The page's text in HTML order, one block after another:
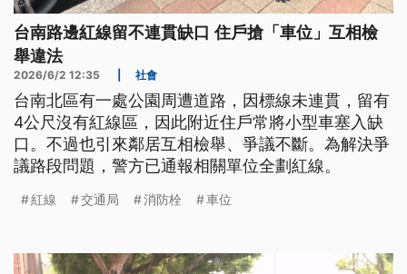
台南路邊紅線留不連貫缺口 住戶搶「車位」互相檢
舉違法
2026/6/2 12:35 社會
台南北區有一處公園周遭道路，因標線未連貫，留有
4公尺沒有紅線區，因此附近住戶常將小型車塞入缺
口。不過也引來鄰居互相檢舉、爭議不斷。為解決爭
議路段問題，警方已通報相關單位全劃紅線。
紅線 交通局 消防栓 車位